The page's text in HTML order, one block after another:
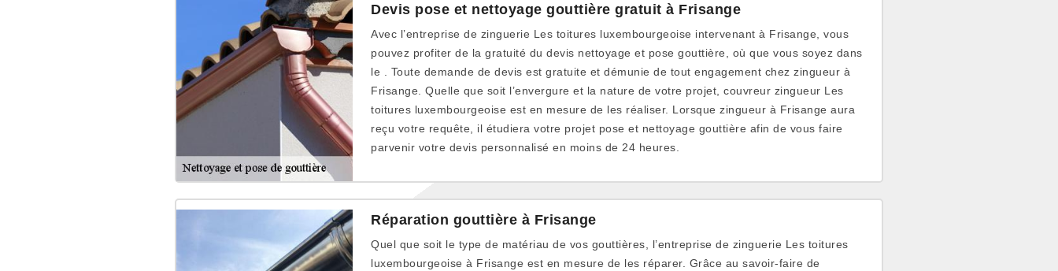
Devis pose et nettoyage gouttière gratuit à Frisange
Avec l’entreprise de zinguerie Les toitures luxembourgeoise intervenant à Frisange, vous
pouvez profiter de la gratuité du devis nettoyage et pose gouttière, où que vous soyez dans
le . Toute demande de devis est gratuite et démunie de tout engagement chez zingueur à
Frisange. Quelle que soit l’envergure et la nature de votre projet, couvreur zingueur Les
toitures luxembourgeoise est en mesure de les réaliser. Lorsque zingueur à Frisange aura
reçu votre requête, il étudiera votre projet pose et nettoyage gouttière afin de vous faire
parvenir votre devis personnalisé en moins de 24 heures.
Réparation gouttière à Frisange
Quel que soit le type de matériau de vos gouttières, l’entreprise de zinguerie Les toitures
luxembourgeoise à Frisange est en mesure de les réparer. Grâce au savoir-faire de